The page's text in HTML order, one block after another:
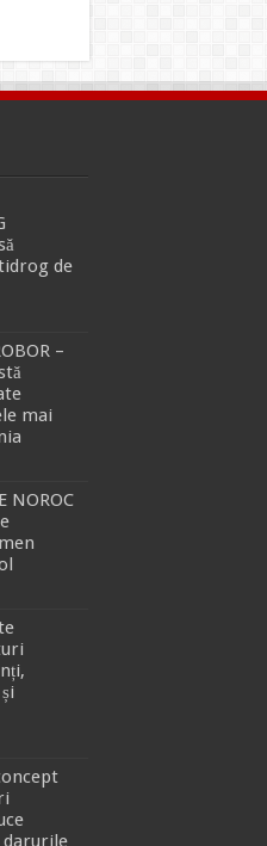
de
–
mai
NOROC
darurile